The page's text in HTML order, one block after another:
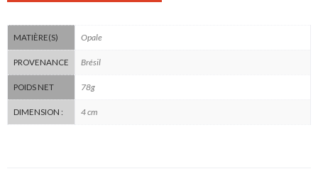
MATIÈRE(S) Opale
PROVENANCE Brésil
POIDS NET 78g
DIMENSION : 4 cm